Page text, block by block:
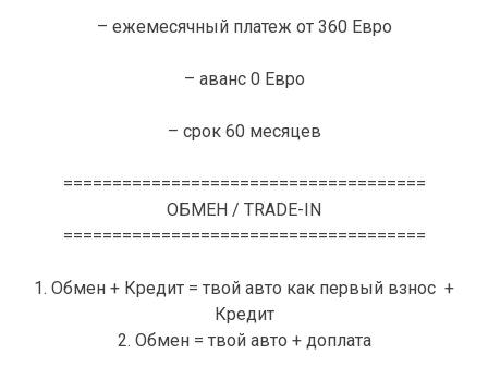
– ежемесячный платеж от 360 Евро
– аванс 0 Евро
– срок 60 месяцев
=====================================
ОБМЕН / TRADE-IN
=====================================
1. Обмен + Кредит = твой авто как первый взнос +
Кредит
2. Обмен = твой авто + доплата